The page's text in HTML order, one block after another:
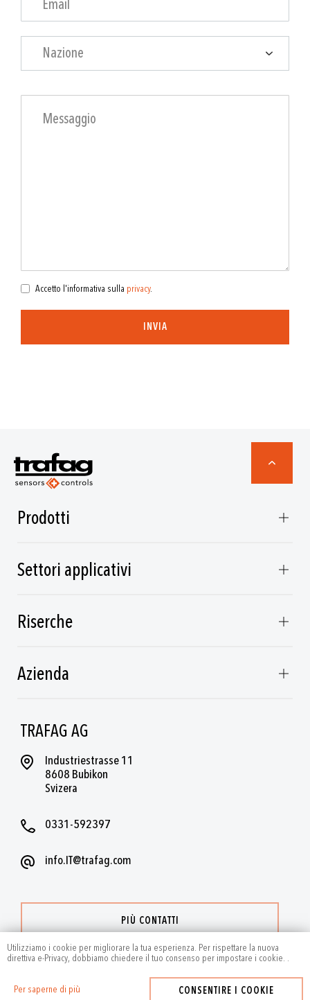
Utilizziamo i cookie per migliorare la tua esperienza. Per rispettare la nuova
direttiva e-Privacy, dobbiamo chiedere il tuo consenso per impostare i cookie.
Per saperne di più
.
CONSENTIRE I COOKIE
Nazione
Accetto l'informativa sulla privacy.
INVIA
TRAFAG AG
Industriestrasse 11
8608 Bubikon
Svizera
0331-592397
info.IT@trafag.com
PIÙ CONTATTI
Prodotti
Settori applicativi
Riserche
Azienda